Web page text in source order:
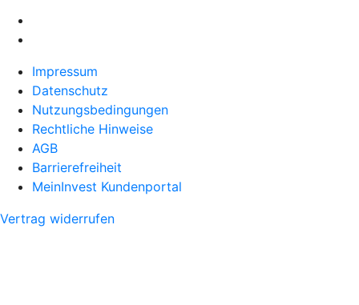
Impressum
Datenschutz
Nutzungsbedingungen
Rechtliche Hinweise
AGB
Barrierefreiheit
MeinInvest Kundenportal
Vertrag widerrufen